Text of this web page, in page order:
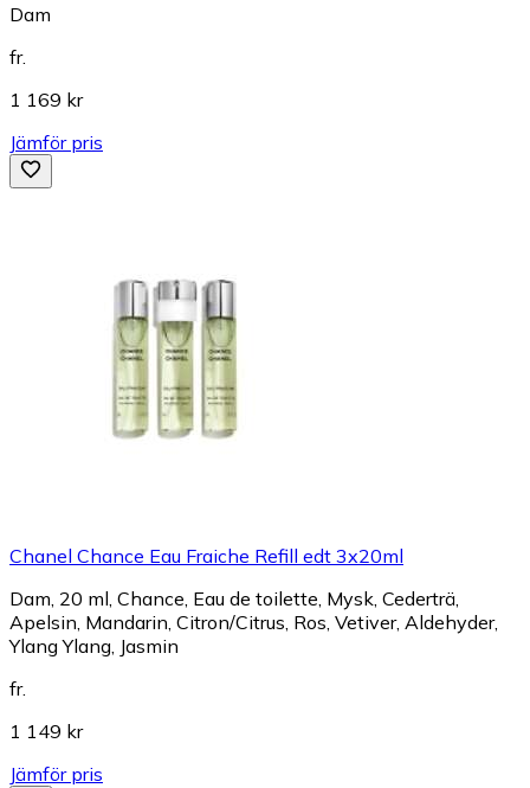
Dam
fr.
1 169 kr
Jämför pris
Chanel Chance Eau Fraiche Refill edt 3x20ml
Dam, 20 ml, Chance, Eau de toilette, Mysk, Cederträ,
Apelsin, Mandarin, Citron/Citrus, Ros, Vetiver, Aldehyder,
Ylang Ylang, Jasmin
fr.
1 149 kr
Jämför pris